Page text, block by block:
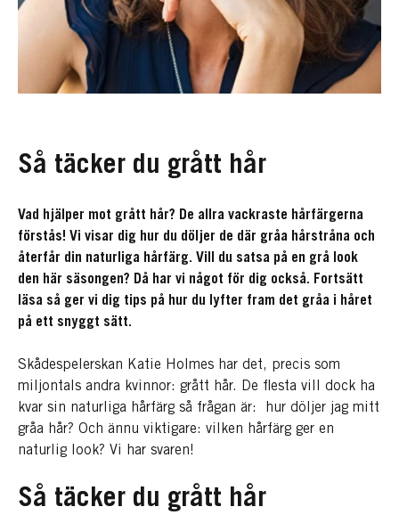
Så täcker du grått hår
Vad hjälper mot grått hår? De allra vackraste hårfärgerna
förstås! Vi visar dig hur du döljer de där gråa hårstråna och
återfår din naturliga hårfärg. Vill du satsa på en grå look
den här säsongen? Då har vi något för dig också. Fortsätt
läsa så ger vi dig tips på hur du lyfter fram det gråa i håret
på ett snyggt sätt.
Skådespelerskan Katie Holmes har det, precis som
miljontals andra kvinnor: grått hår. De flesta vill dock ha
kvar sin naturliga hårfärg så frågan är: hur döljer jag mitt
gråa hår? Och ännu viktigare: vilken hårfärg ger en
naturlig look? Vi har svaren!
Så täcker du grått hår